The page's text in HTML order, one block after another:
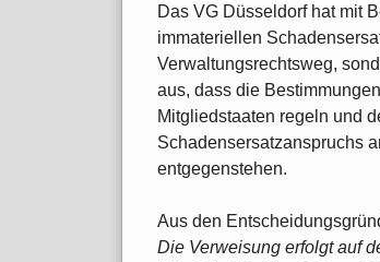
Das VG Düsseldorf hat mit
immateriellen
Verwaltungsrechtsweg,
aus, dass die
Mitgliedstaaten regeln und
Schadensersatzanspruchs
entgegenstehen.
Aus den
Die Verweisung erfolgt auf